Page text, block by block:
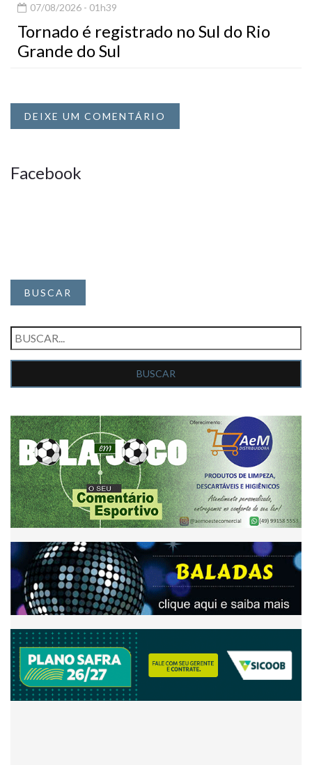
07/08/2026 - 01h39
Tornado é registrado no Sul do Rio
Grande do Sul
DEIXE UM COMENTÁRIO
Facebook
BUSCAR